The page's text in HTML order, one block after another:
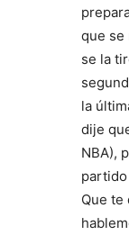
que se
se la
la
dije
NBA),
Que te